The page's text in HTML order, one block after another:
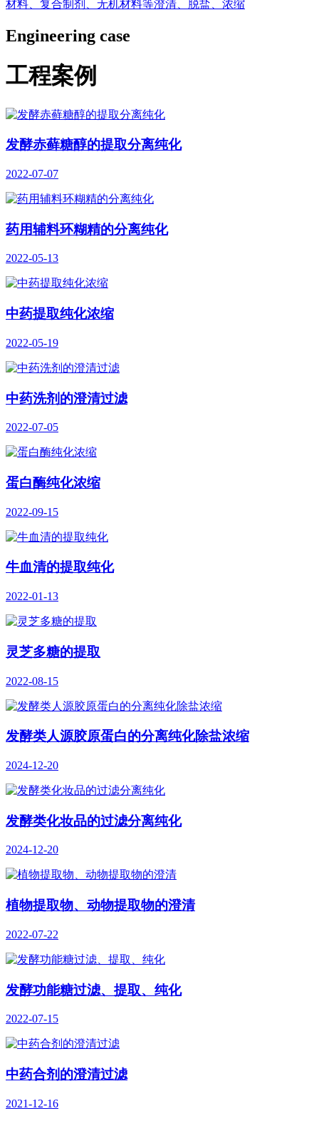
材料、复合制剂、无机材料等澄清、脱盐、浓缩
Engineering case
工程案例
发酵赤藓糖醇的提取分离纯化
2022-07-07
药用辅料环糊精的分离纯化
2022-05-13
中药提取纯化浓缩
2022-05-19
中药洗剂的澄清过滤
2022-07-05
蛋白酶纯化浓缩
2022-09-15
牛血清的提取纯化
2022-01-13
灵芝多糖的提取
2022-08-15
发酵类人源胶原蛋白的分离纯化除盐浓缩
2024-12-20
发酵类化妆品的过滤分离纯化
2024-12-20
植物提取物、动物提取物的澄清
2022-07-22
发酵功能糖过滤、提取、纯化
2022-07-15
中药合剂的澄清过滤
2021-12-16